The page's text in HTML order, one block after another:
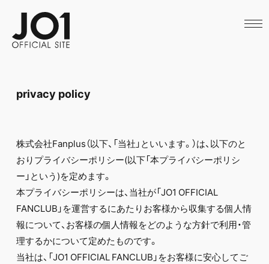
SCHEDULE
ARCHIVES
JO1 MAIL
privacy policy
株式会社Fanplus（以下、「当社」といいます。）は、以下のと
おりプライバシーポリシー(以下「本プライバシーポリシ
ー」という)を定めます。
本プライバシーポリシーは、当社が「JO1 OFFICIAL
FANCLUB」を運営するにあたりお客様から収集する個人情
報について、お客様の個人情報をどのような方針で利用・管
理するかについて定めたものです。
当社は、「JO1 OFFICIAL FANCLUB」をお客様に安心してご